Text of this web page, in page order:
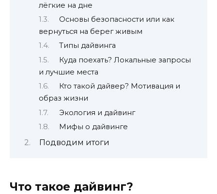
лёгкие на дне
Основы безопасности или как
вернуться на берег живым
Типы дайвинга
Куда поехать? Локальные запросы
и лучшие места
Кто такой дайвер? Мотивация и
образ жизни
Экология и дайвинг
Мифы о дайвинге
Подводим итоги
Что такое дайвинг?